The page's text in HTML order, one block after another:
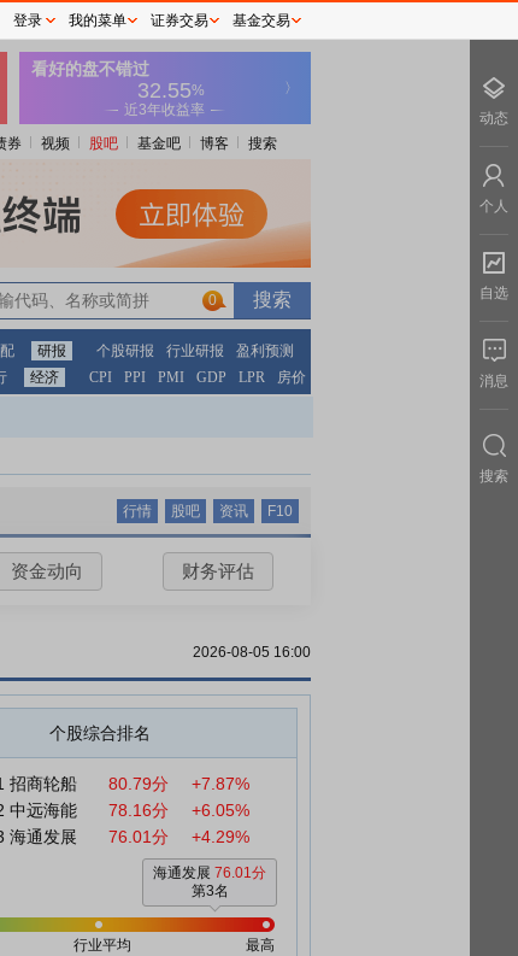
券 视频 股吧 基金吧 博客 搜索
0
研报 个股研报 行业研报
盈利预测
经济 CPI PPI PMI GDP LPR 房价
行情 股吧 资讯 F10
资金动向 财务评估
2026-08-05 16:00
个股综合排名
招商轮船 80.79分
+7.87%
中远海能 78.16分
+6.05%
海通发展 76.01分 +4.29%
海通发展 76.01分
第3名
行业平均
最高
登录 我的菜单 证券交易 基金交易
动态
个人
自选
消息
搜索